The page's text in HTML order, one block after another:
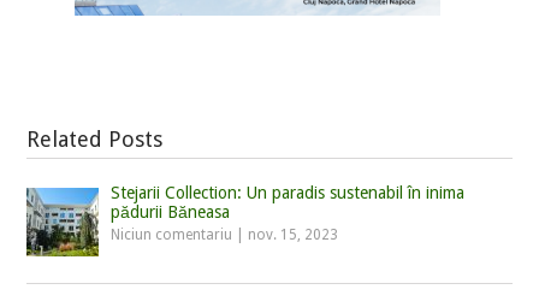
Related Posts
Stejarii Collection: Un paradis sustenabil în inima
pădurii Băneasa
Niciun comentariu nov. 15, 2023